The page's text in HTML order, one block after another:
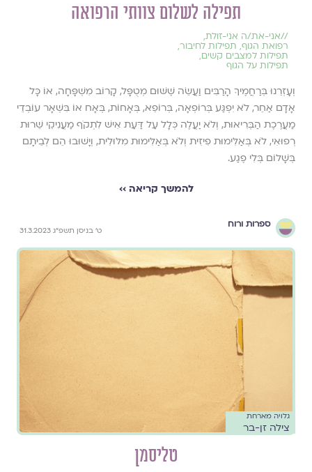
תפילה לשלום צוותי הרפואה
//אני-את/ה אני-זולת,
רפואת הגוף, תפילות לחיבור,
תפילות למצבים קשים,
תפילות על הגוף
וְעָזְרֵנוּ בְּרַחֲמֶיךָ הָרַבִּים וַעֲשֵׂה שֶׁשּׁוּם מְטֻפָּל, קָרוֹב מִשְׁפָּחָה, אוֹ כָּל
אָדָם אַחֵר, לֹא יִפְגַּע בְּרוֹפְאָה, בְּרוֹפֵא, בְּאָחוֹת, בְּאָח אוֹ בִּשְׁאָר עוֹבְדֵי
מַעֲרֶכֶת הַבְּרִיאוּת, וְלֹא יַעֲלֶה כְּלָל עַל דַּעַת אִישׁ לִתְקֹף מַעֲנִיקֵי שֵׁרוּת
רְפוּאִי, לֹא בְּאַלִּימוּת פִיזִית וְלֹא בְּאַלִּימוּת מִלּוּלִית, וְיָשׁוּבוּ הֵם לְבֵיתָם
בְּשָׁלוֹם בְּלִי פֶגַע.
להמשך קריאה ››
ספרות ורוח
ט׳ בניסן תשפ״ג 31.3.2023
גלויה מארחת
צילה זן-בר
טליסמן